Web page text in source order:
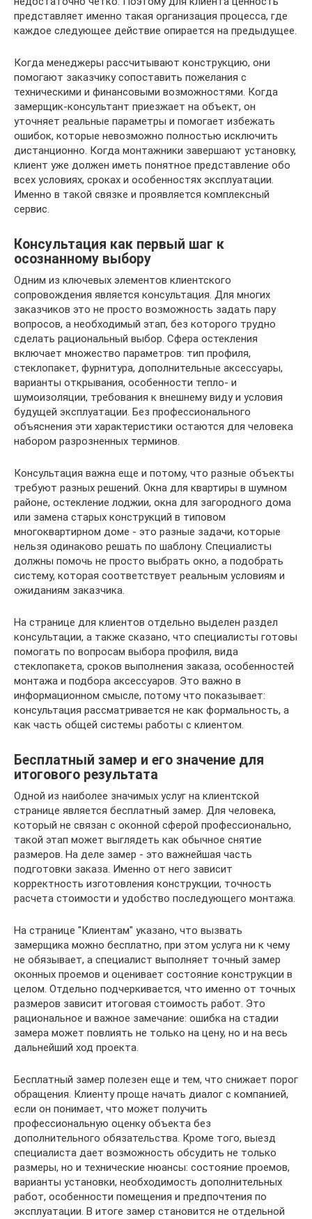
представляет именно такая организация процесса, где
каждое следующее действие опирается на предыдущее.
Когда менеджеры рассчитывают конструкцию, они
помогают заказчику сопоставить пожелания с
техническими и финансовыми возможностями. Когда
замерщик-консультант приезжает на объект, он
уточняет реальные параметры и помогает избежать
ошибок, которые невозможно полностью исключить
дистанционно. Когда монтажники завершают установку,
клиент уже должен иметь понятное представление обо
всех условиях, сроках и особенностях эксплуатации.
Именно в такой связке и проявляется комплексный
сервис.
Консультация как первый шаг к
осознанному выбору
Одним из ключевых элементов клиентского
сопровождения является консультация. Для многих
заказчиков это не просто возможность задать пару
вопросов, а необходимый этап, без которого трудно
сделать рациональный выбор. Сфера остекления
включает множество параметров: тип профиля,
стеклопакет, фурнитура, дополнительные аксессуары,
варианты открывания, особенности тепло- и
шумоизоляции, требования к внешнему виду и условия
будущей эксплуатации. Без профессионального
объяснения эти характеристики остаются для человека
набором разрозненных терминов.
Консультация важна еще и потому, что разные объекты
требуют разных решений. Окна для квартиры в шумном
районе, остекление лоджии, окна для загородного дома
или замена старых конструкций в типовом
многоквартирном доме - это разные задачи, которые
нельзя одинаково решать по шаблону. Специалисты
должны помочь не просто выбрать окно, а подобрать
систему, которая соответствует реальным условиям и
ожиданиям заказчика.
На странице для клиентов отдельно выделен раздел
консультации, а также сказано, что специалисты готовы
помогать по вопросам выбора профиля, вида
стеклопакета, сроков выполнения заказа, особенностей
монтажа и подбора аксессуаров. Это важно в
информационном смысле, потому что показывает:
консультация рассматривается не как формальность, а
как часть общей системы работы с клиентом.
Бесплатный замер и его значение для
итогового результата
Одной из наиболее значимых услуг на клиентской
странице является бесплатный замер. Для человека,
который не связан с оконной сферой профессионально,
такой этап может выглядеть как обычное снятие
размеров. На деле замер - это важнейшая часть
подготовки заказа. Именно от него зависит
корректность изготовления конструкции, точность
расчета стоимости и удобство последующего монтажа.
На странице "Клиентам" указано, что вызвать
замерщика можно бесплатно, при этом услуга ни к чему
не обязывает, а специалист выполняет точный замер
оконных проемов и оценивает состояние конструкции в
целом. Отдельно подчеркивается, что именно от точных
размеров зависит итоговая стоимость работ. Это
рациональное и важное замечание: ошибка на стадии
замера может повлиять не только на цену, но и на весь
дальнейший ход проекта.
Бесплатный замер полезен еще и тем, что снижает порог
обращения. Клиенту проще начать диалог с компанией,
если он понимает, что может получить
профессиональную оценку объекта без
дополнительного обязательства. Кроме того, выезд
специалиста дает возможность обсудить не только
размеры, но и технические нюансы: состояние проемов,
варианты установки, необходимость дополнительных
работ, особенности помещения и предпочтения по
эксплуатации. В итоге замер становится не отдельной